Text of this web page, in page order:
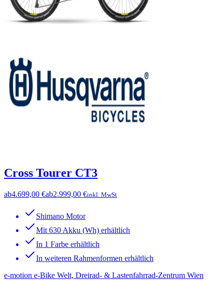
Cross Tourer CT3
ab4.699,00 €ab2.999,00 €inkl. MwSt
Shimano Motor
Mit 630 Akku (Wh) erhältlich
In 1 Farbe erhältlich
In weiteren Rahmenformen erhältlich
e-motion e-Bike Welt, Dreirad- & Lastenfahrrad-Zentrum Wien